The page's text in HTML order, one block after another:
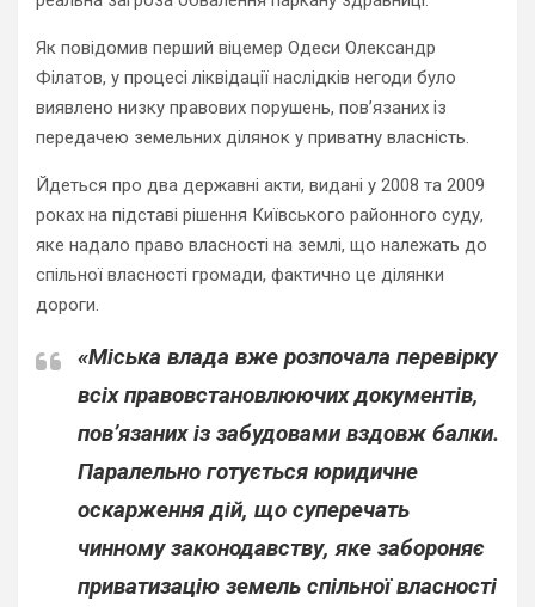
Як повідомив перший віцемер Одеси Олександр
Філатов, у процесі ліквідації наслідків негоди було
виявлено низку правових порушень, пов’язаних із
передачею земельних ділянок у приватну власність.
Йдеться про два державні акти, видані у 2008 та 2009
роках на підставі рішення Київського районного суду,
яке надало право власності на землі, що належать до
спільної власності громади, фактично це ділянки
дороги.
«Міська влада вже розпочала перевірку
всіх правовстановлюючих документів,
пов’язаних із забудовами вздовж балки.
Паралельно готується юридичне
оскарження дій, що суперечать
чинному законодавству, яке забороняє
приватизацію земель спільної власності